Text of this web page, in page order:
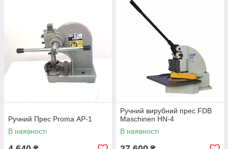
Ручний Прес Proma АР-1
В наявності
Ручний вирубний прес FDB
Maschinen HN-4
В наявності